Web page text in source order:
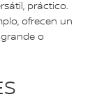
práctico.
ofrecen un
o